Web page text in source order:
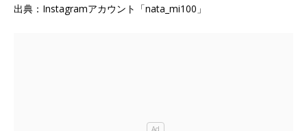
出典：Instagramアカウント「nata_mi100」